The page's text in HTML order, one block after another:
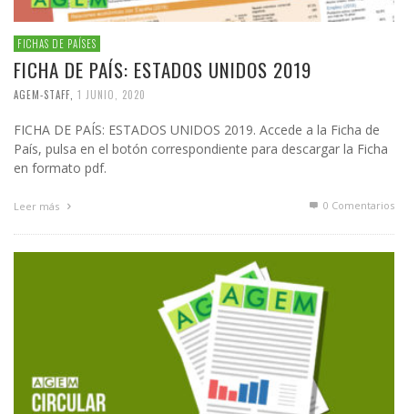
FICHAS DE PAÍSES
FICHA DE PAÍS: ESTADOS UNIDOS 2019
AGEM-STAFF 1 JUNIO, 2020
FICHA DE PAÍS: ESTADOS UNIDOS 2019. Accede a la Ficha de
País, pulsa en el botón correspondiente para descargar la Ficha
en formato pdf.
Leer más 0 Comentarios